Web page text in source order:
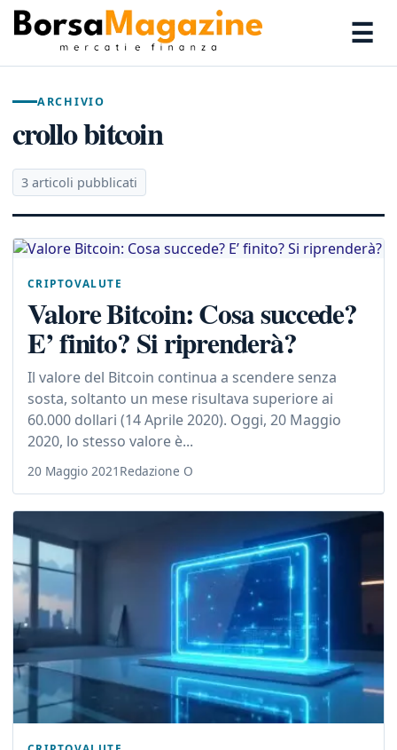
☰
ARCHIVIO
crollo bitcoin
3 articoli pubblicati
CRIPTOVALUTE
Valore Bitcoin: Cosa succede?
E’ finito? Si riprenderà?
Il valore del Bitcoin continua a scendere senza
sosta, soltanto un mese risultava superiore ai
60.000 dollari (14 Aprile 2020). Oggi, 20 Maggio
2020, lo stesso valore è...
20 Maggio 2021 Redazione O